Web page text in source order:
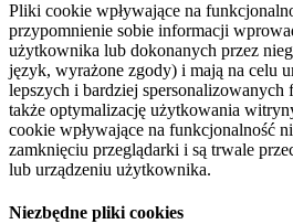
Pliki cookie wpływające na
przypomnienie sobie informacji
użytkownika lub dokonanych przez
język, wyrażone zgody) i mają na celu
lepszych i bardziej
także optymalizację użytkowania
cookie wpływające na funkcjonalność
zamknięciu przeglądarki i są trwale
lub urządzeniu użytkownika.
Niezbędne pliki cookies